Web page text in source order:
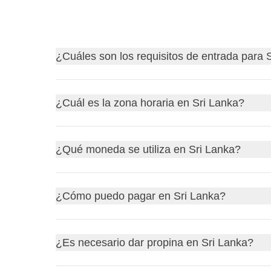
¿Cuáles son los requisitos de entrada para
Descubre los requisitos de entrada para Sri
¿Cuál es la zona horaria en Sri Lanka?
Sri Lanka se encuentra en la zona horaria
¿Qué moneda se utiliza en Sri Lanka?
Lamoneda oficial de Sri Lanka
es la rupia de
¿Cómo puedo pagar en Sri Lanka?
En se puede pagar principalmente en
¿Es necesario dar propina en Sri Lanka?